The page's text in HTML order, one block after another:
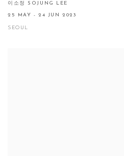
이소정 SOJUNG LEE
25 MAY - 24 JUN 2023
SEOUL